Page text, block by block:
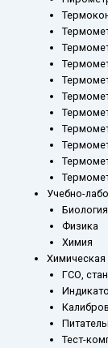
Учебно-
Биология
Физика
Химия
Химическая
ГСО,
Тест-